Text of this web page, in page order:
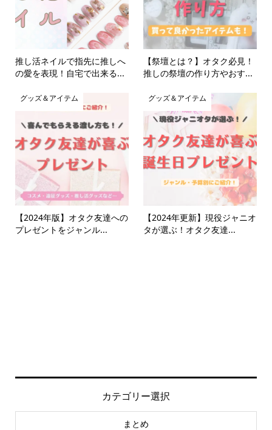
推し活ネイルで指先に推しへ
の愛を表現！自宅で出来る...
【祭壇とは？】オタク必見！
推しの祭壇の作り方やおす...
グッズ＆アイテム
【2024年版】オタク友達への
プレゼントをジャンル...
グッズ＆アイテム
【2024年更新】現役ジャニオ
タが選ぶ！オタク友達...
カテゴリー選択
まとめ